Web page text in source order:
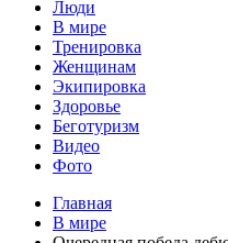
Люди
В мире
Тренировка
Женщинам
Экипировка
Здоровье
Беготуризм
Видео
Фото
Главная
В мире